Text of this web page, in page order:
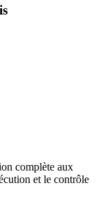
complète aux
et le contrôle